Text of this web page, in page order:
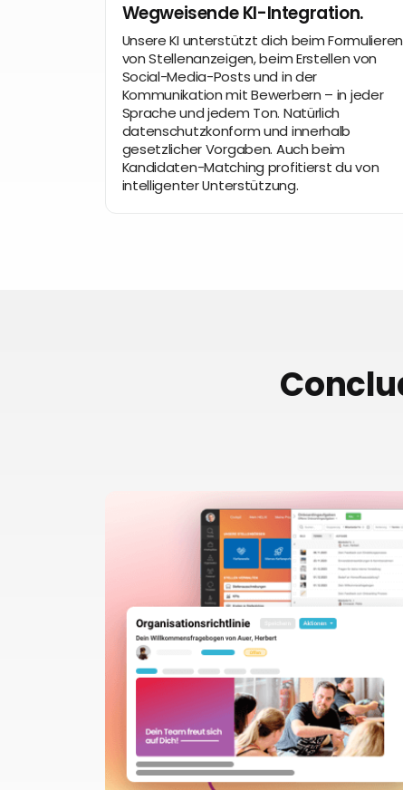
Wegweisende KI-Integration.
Unsere KI unterstützt dich beim Formulieren
von Stellenanzeigen, beim Erstellen von
Social-Media-Posts und in der
Kommunikation mit Bewerbern – in jeder
Sprache und jedem Ton. Natürlich
datenschutzkonform und innerhalb
gesetzlicher Vorgaben. Auch beim
Kandidaten-Matching profitierst du von
intelligenter Unterstützung.